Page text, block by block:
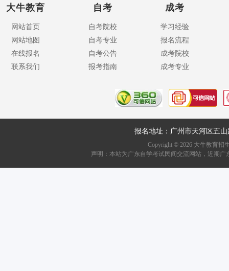
大牛教育
网站首页
网站地图
在线报名
联系我们
自考
自考院校
自考专业
自考公告
报考指南
成考
学习经验
报名流程
成考院校
成考专业
报名地址：广州市天河区五
Copyright © 2026大牛教育招
声明：本站为广东自学考试民间交流网站，近期